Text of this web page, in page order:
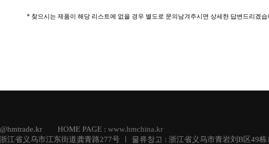
* 찾으시는 제품이 해당 리스트에 없을 경우 별도로 문의남겨주시면 상세한 답변드리겠습
HOME PAGE : www.hmchina.kr
江省义乌市江东街道龚青路277号 ㅣ 물류창고 : 浙江省义乌市青岩刘B区49栋